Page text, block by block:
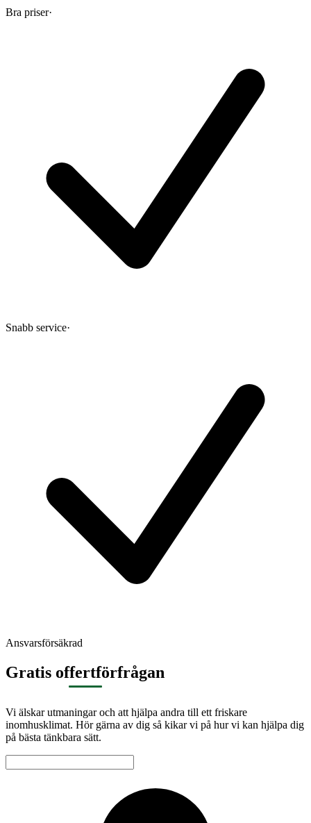
Bra priser·
Snabb service·
Ansvarsförsäkrad
Gratis offertförfrågan
Vi älskar utmaningar och att hjälpa andra till ett friskare
inomhusklimat. Hör gärna av dig så kikar vi på hur vi kan hjälpa dig
på bästa tänkbara sätt.